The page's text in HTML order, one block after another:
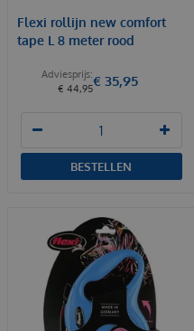
Flexi rollijn new comfort
tape L 8 meter rood
€ 44,95€ 35,95
BESTELLEN